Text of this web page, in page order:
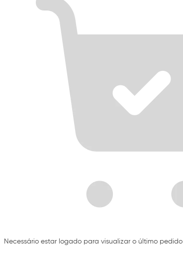
Necessário estar logado para visualizar o último pedido